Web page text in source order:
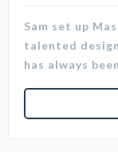
Sam set up
talented
has always